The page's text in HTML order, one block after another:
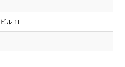
ル 1F